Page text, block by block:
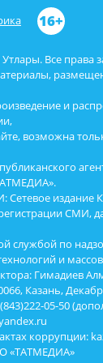
Утлары. Все
и
возможна
издание
СМИ,
службой по
и
Гимадиев
Казань,
05-50
коррупции:
«ТАТМЕДИА»
16+